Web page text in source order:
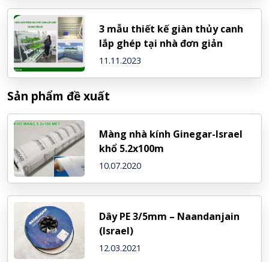
3 mẫu thiết kế giàn thủy canh
lắp ghép tại nhà đơn giản
11.11.2023
Sản phẩm đề xuất
Màng nhà kính Ginegar-Israel
khổ 5.2x100m
10.07.2020
Dây PE 3/5mm – Naandanjain
(Israel)
12.03.2021